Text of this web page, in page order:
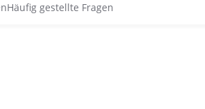
Häufig gestellte Fragen